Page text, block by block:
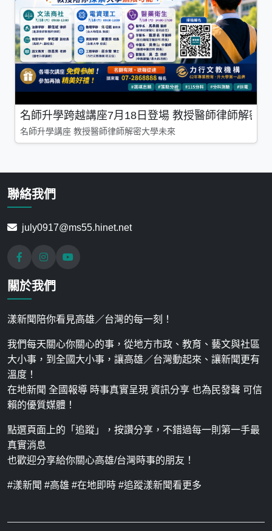
名師升學跨越講座7月18日登場 教授醫師律師解密
名師升學講座 教授醫師律師解密大學未來
聯絡我們
july0917@ms55.hinet.net
關於我們
漾新聞陪你看見高雄／台灣的每一刻！
我們每天關心你關心的事，從地方市政、教育、藝文與社區
大小事，到全國大小事，讓高雄／台灣動起來、讓新聞更有
溫度！
在地新聞 全國報導 時事真實呈現 資訊分享 也為民發聲 可信
賴的優質媒體！
點選頁面上的「追蹤」，按讚分享，不錯過每一則第一手最
真實消息
也歡迎分享給你關心高雄/台灣時事的朋友！
#漾新聞 #高雄 #在地即時 #追蹤漾新聞看更多